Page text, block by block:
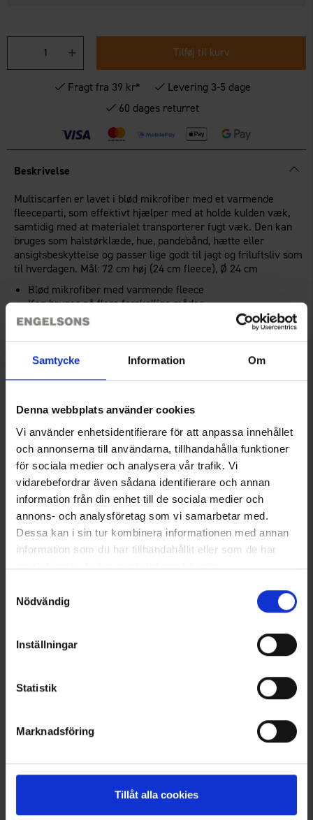
Samtycke Information Om
Denna webbplats använder cookies
Vi använder enhetsidentifierare för att anpassa innehållet
och annonserna till användarna, tillhandahålla funktioner
för sociala medier och analysera vår trafik. Vi
vidarebefordrar även sådana identifierare och annan
information från din enhet till de sociala medier och
annons- och analysföretag som vi samarbetar med.
Dessa kan i sin tur kombinera informationen med annan
information som du har tillhandahållit eller som de har
samlat in när du har använt deras tjänster.
Nödvändig
Inställningar
Statistik
Marknadsföring
Tillåt alla cookies
Tilføj til kurv
Fragt fra 39 kr*
Levering 3-5 dage
60 dages returret
Beskrivelse
Multiscarfen er lavet i blød mikrofiber med et varmende
fleeceparti, som effektivt hjælper med at holde kulden væk,
samtidig med at materialet transporterer fugt væk. Den kan
bruges som halstørklæde, hue, pandebånd, hætte eller
ansigtsbeskyttelse og passer lige godt til jagt og friluftsliv som
til hverdagen. Mål: 72 cm høj (24 cm fleece), Ø 24 cm
Blød mikrofiber med varmende fleece
Kan bruges på flere forskellige måder
Fugttransporterende materiale
Teknisk specifikation
Anmeldelser
Du har måske også brug for
Krus med karabinhage
Lignende produkter